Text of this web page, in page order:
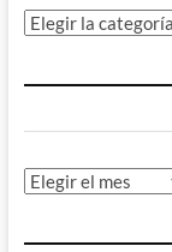
Categorías
Archivos